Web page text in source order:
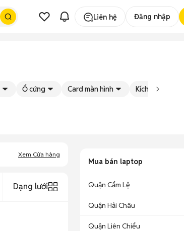
Liên hệ Đăng nhập
Ổ cứng Card màn hình Kích cỡ màn hình
Xem Cửa hàng
Dạng lưới
Mua bán laptop
Quận Cẩm Lệ
Quận Hải Châu
Quận Liên Chiểu